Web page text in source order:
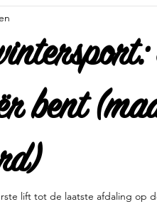
bent
lift tot de laatste afdaling op